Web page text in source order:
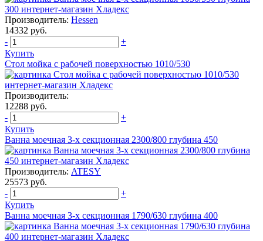
Производитель: Hessen
14332 руб.
-
+
Купить
Стол мойка с рабочей поверхностью 1010/530
Производитель:
12288 руб.
-
+
Купить
Ванна моечная 3-х секционная 2300/800 глубина 450
Производитель: ATESY
25573 руб.
-
+
Купить
Ванна моечная 3-х секционная 1790/630 глубина 400